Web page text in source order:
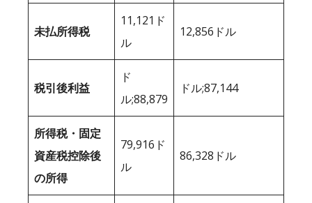
未払所得税
11,121ド
ル
12,856ドル
税引後利益
ド
ル;88,879
ドル;87,144
所得税・固定
資産税控除後
の所得
79,916ド
ル
86,328ドル